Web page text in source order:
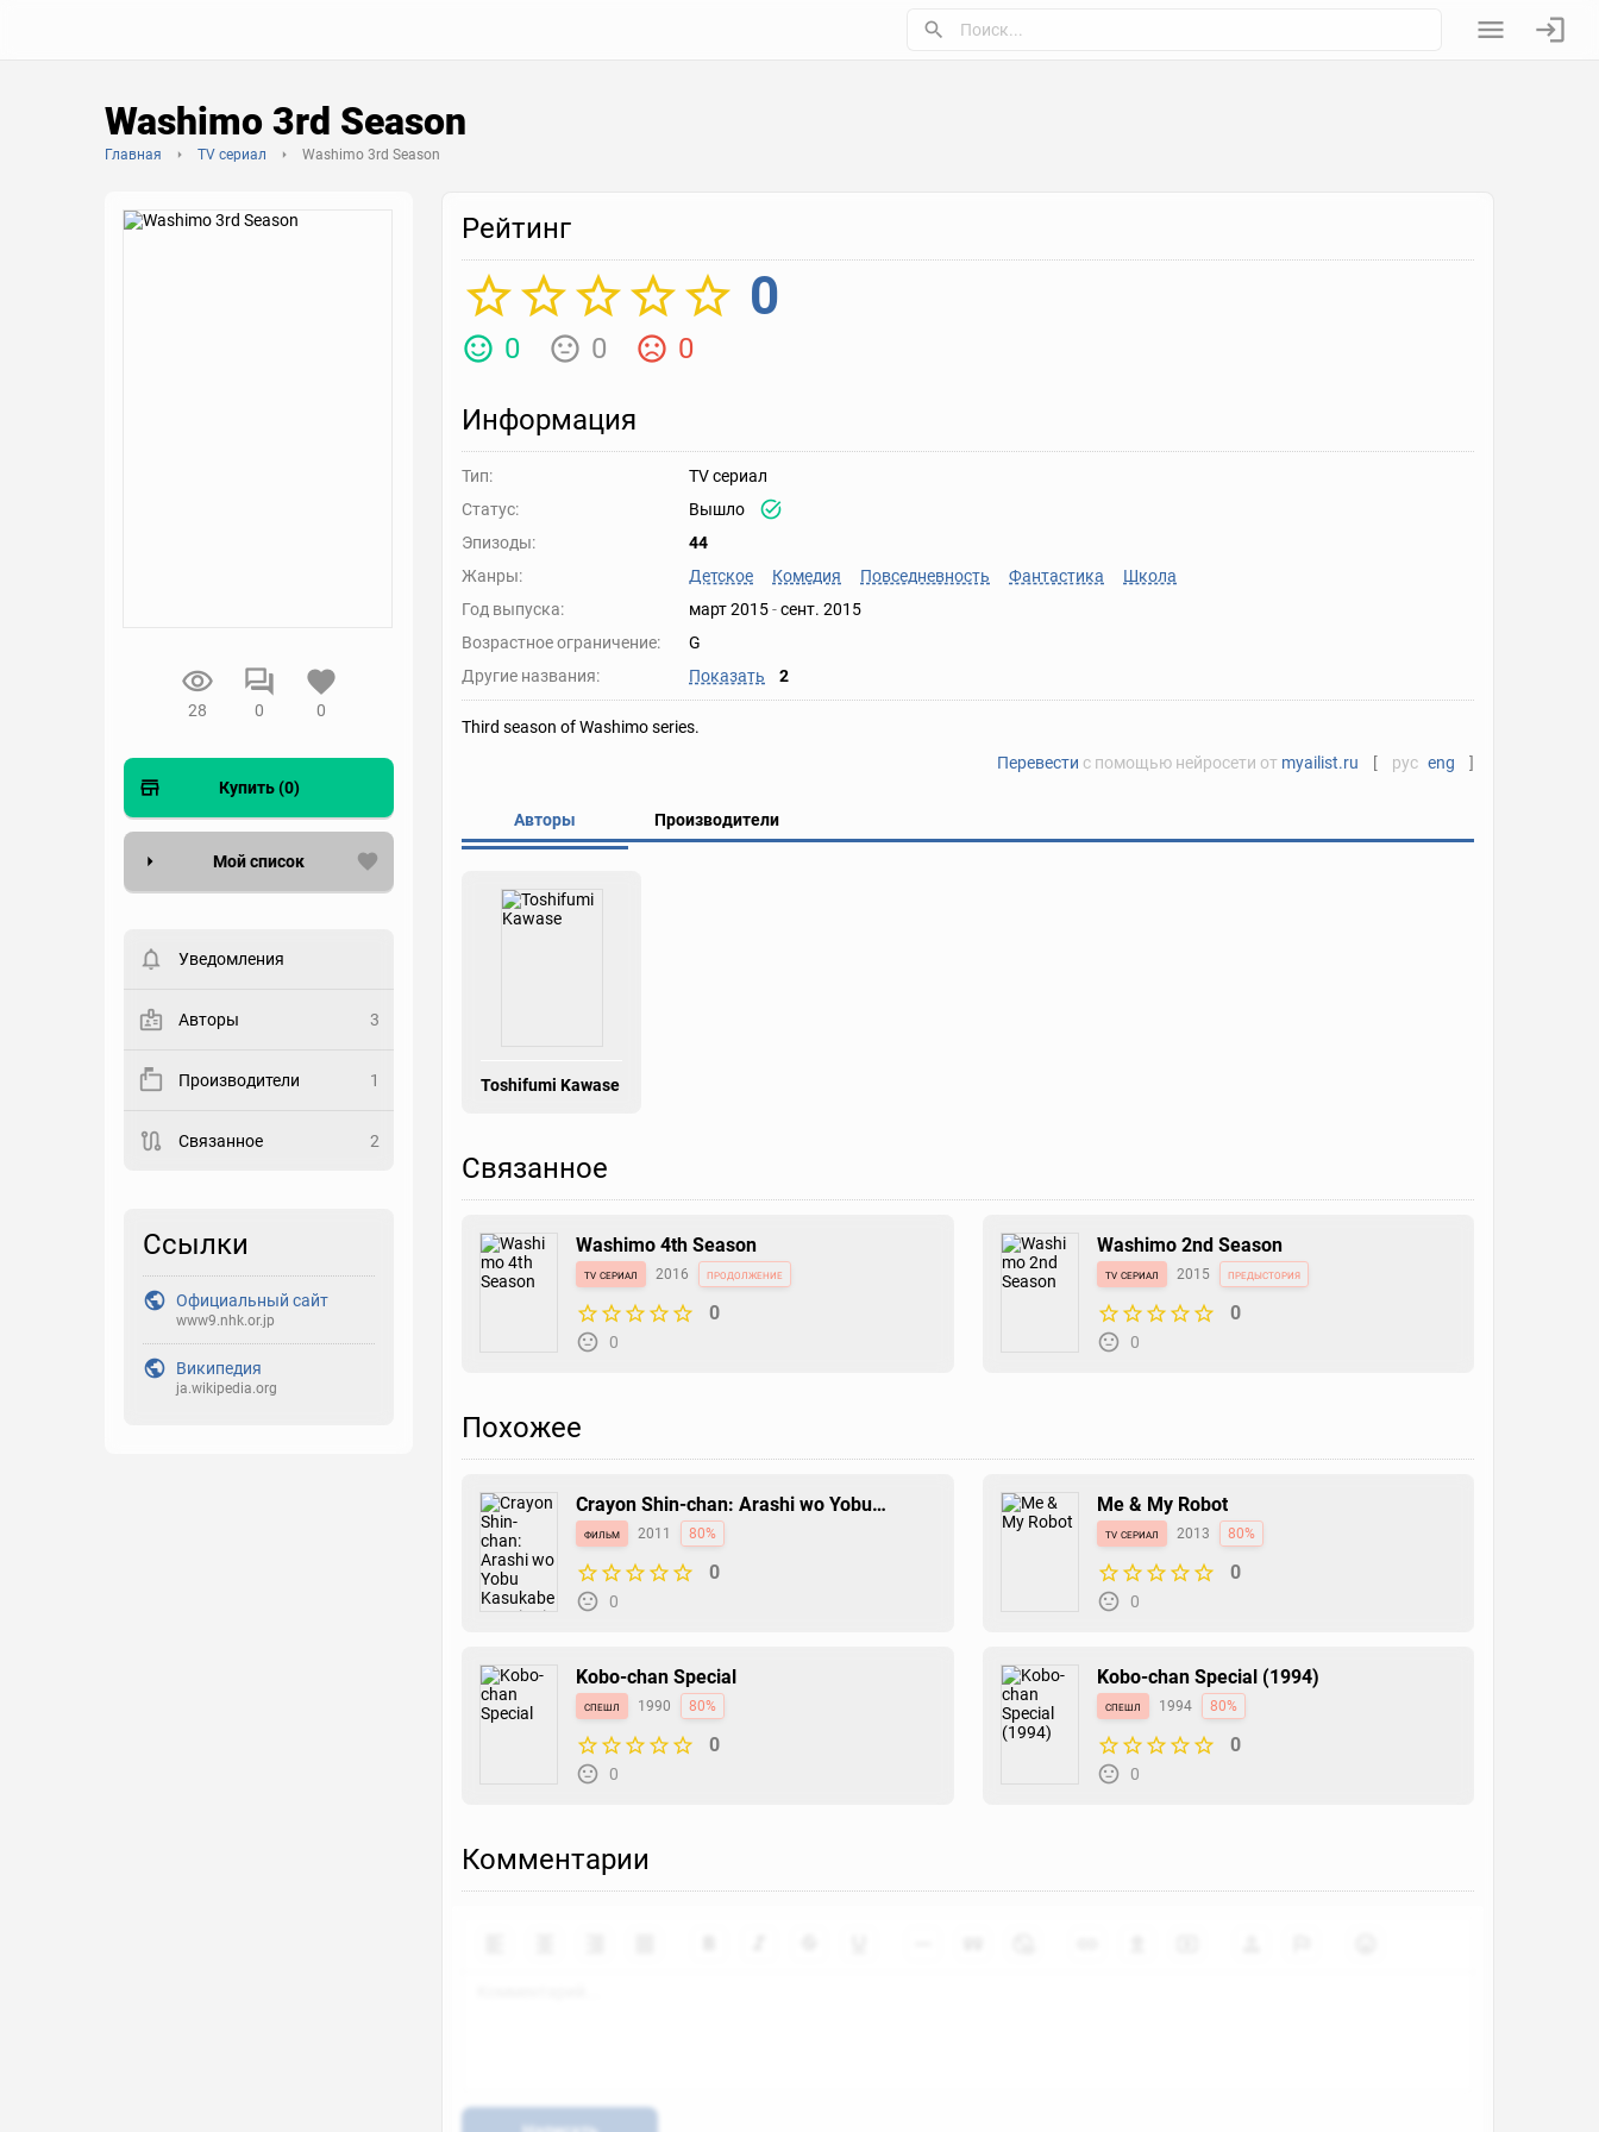
Washimo 3rd Season
Главная TV сериал Washimo 3rd Season
28 0 0
Купить (0)
Мой список
пользователи. Хотите
Статус
Закладка
Реакция
Выберите реакцию
Уведомления
Авторы 3
Производители 1
Связанное 2
Ссылки
Официальный сайт
www9.nhk.or.jp
Википедия
ja.wikipedia.org
Рейтинг
0
0 0 0
Информация
Тип:
TV сериал
Статус:
Вышло
Эпизоды:
44
Жанры:
Детское Комедия Повседневность Фантастика
Школа
Год выпуска:
март 2015-сент. 2015
Возрастное ограничение:
G
Другие названия:
Показать 2
Third season of Washimo series.
Перевести с помощью нейросети от myailist.ru [ рус eng ]
Авторы Производители
Toshifumi Kawase
Связанное
Washimo 4th Season
tv сериал 2016 продолжение
0
0
Washimo 2nd Season
tv сериал 2015 предыстория
0
0
Похожее
Crayon Shin-chan: Arashi wo Yobu
Kasukabe Bouei-tai Uchuu Quiz de
Shoubu da zo!
фильм 2011 80%
0
0
Me & My Robot
tv сериал 2013 80%
0
0
Kobo-chan Special
спешл 1990 80%
0
0
Kobo-chan Special (1994)
спешл 1994 80%
0
0
Комментарии